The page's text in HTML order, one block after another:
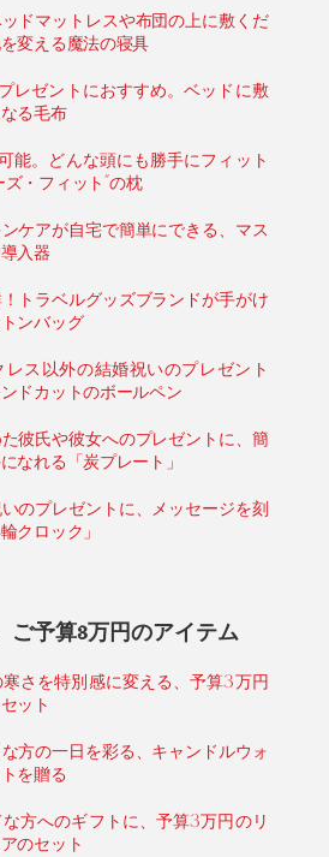
ドマットレスや布団の上に敷くだ
変える魔法の寝具
レゼントにおすすめ。ベッドに敷
る毛布
能。どんな頭にも勝手にフィット
ズ・フィット”の枕
ケアが自宅で簡単にできる、マス
入器
トラベルグッズブランドが手がけ
ンバッグ
レス以外の結婚祝いのプレゼント
ドカットのボールペン
彼氏や彼女へのプレゼントに、簡
なれる「炭プレート」
のプレゼントに、メッセージを刻
クロック」
ご予算3万円のアイテム
さを特別感に変える、予算3万円
ット
方の一日を彩る、キャンドルウォ
を贈る
方へのギフトに、予算3万円のリ
のセット